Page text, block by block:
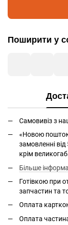
Поширити у
Самовивіз з
«Новою
замовленні
крім
Більше
Готівкою при
запчастин та
Оплата
Оплата